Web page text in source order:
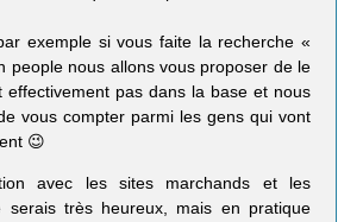
exemple si vous faite la recherche «
people nous allons vous proposer de le
effectivement pas dans la base et nous
vous compter parmi les gens qui vont
😉
avec les sites marchands et les
serais très heureux, mais en pratique